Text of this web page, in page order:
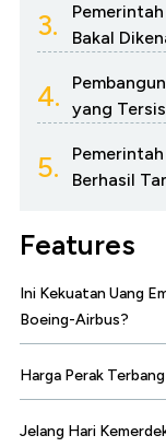
3.
Bakal
4.
yang
5.
Berhasil
Features
Ini Kekuatan Uang
Boeing-Airbus?
Harga Perak
Jelang Hari